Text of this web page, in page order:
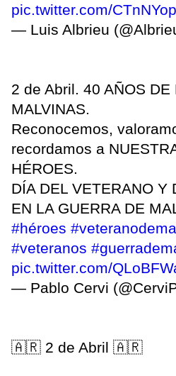
pic.twitter.com/
— Luis Albrieu
2 de Abril. 40 AÑOS DE
MALVINAS.
Reconocemos,
recordamos a
HÉROES.
DÍA DEL VETERANO Y
EN LA GUERRA DE
#héroes
#veteranos
pic.twitter.com/
— Pablo Cervi
🇦🇷 2 de Abril 🇦🇷